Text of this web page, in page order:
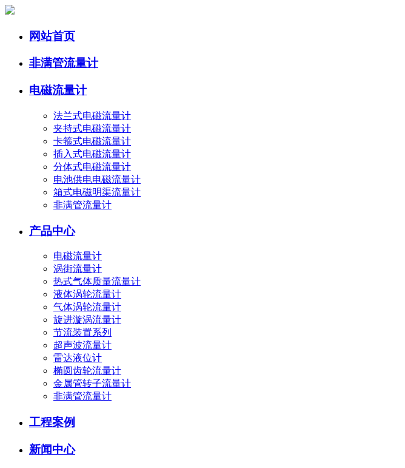
网站首页
非满管流量计
电磁流量计
法兰式电磁流量计
夹持式电磁流量计
卡箍式电磁流量计
插入式电磁流量计
分体式电磁流量计
电池供电电磁流量计
箱式电磁明渠流量计
非满管流量计
产品中心
电磁流量计
涡街流量计
热式气体质量流量计
液体涡轮流量计
气体涡轮流量计
旋进漩涡流量计
节流装置系列
超声波流量计
雷达液位计
椭圆齿轮流量计
金属管转子流量计
非满管流量计
工程案例
新闻中心